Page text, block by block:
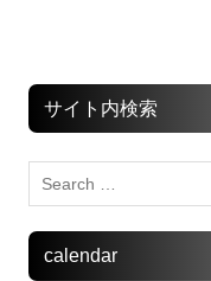
サイト内検索
calendar